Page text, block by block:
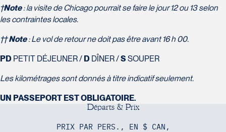
†Note: la visite de Chicago pourrait se faire le jour 12 ou 13 selon
les contraintes locales.
††Note: Le vol de retour ne doit pas être avant 16 h 00.
PD PETIT DÉJEUNER / D DÎNER /S SOUPER
Les kilométrages sont donnés à titre indicatif seulement.
UN PASSEPORT EST OBLIGATOIRE.
Départs & Prix
PRIX PAR PERS., EN $ CAN,
1000 Boulevard Monseigneur Langlois -
Local 150
J6S 0J7
Tél :450-373-1475
Voyages Transat St-Bruno
Voyages Plein Soleil
4100 Boulevard de l'Auvergne - Suite 108
G2C 1T8
418-847-1023 / 1-888-686-0049